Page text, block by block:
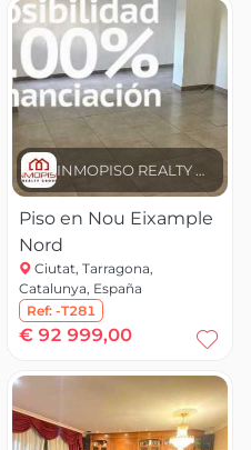
INMOPISO REALTY GROUP
Piso en Nou Eixample
Nord
Ciutat, Tarragona,
Catalunya, España
Ref: -T281
€ 92 999,00